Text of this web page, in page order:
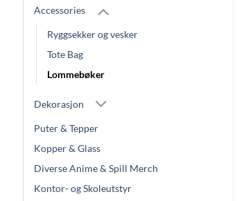
Accessories
Ryggsekker og vesker
Tote Bag
Lommebøker
Dekorasjon
Puter & Tepper
Kopper & Glass
Diverse Anime & Spill Merch
Kontor- og Skoleutstyr